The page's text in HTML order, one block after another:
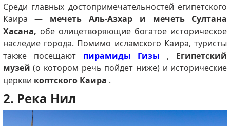
Среди главных достопримечательностей египетского
Каира — мечеть Аль-Азхар и мечеть Султана
Хасана, обе олицетворяющие богатое историческое
наследие города. Помимо исламского Каира, туристы
также посещают пирамиды Гизы , Египетский
музей (о котором речь пойдет ниже) и исторические
церкви коптского Каира .
2. Река Нил